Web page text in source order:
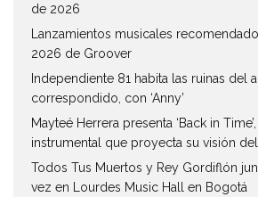
de 2026
Lanzamientos musicales
2026 de Groover
Independiente 81 habita las ruinas del
correspondido, con ‘Anny’
Mayteé Herrera presenta ‘Back in
instrumental que proyecta su visión
Todos Tus Muertos y Rey Gordiflón
vez en Lourdes Music Hall en Bogotá